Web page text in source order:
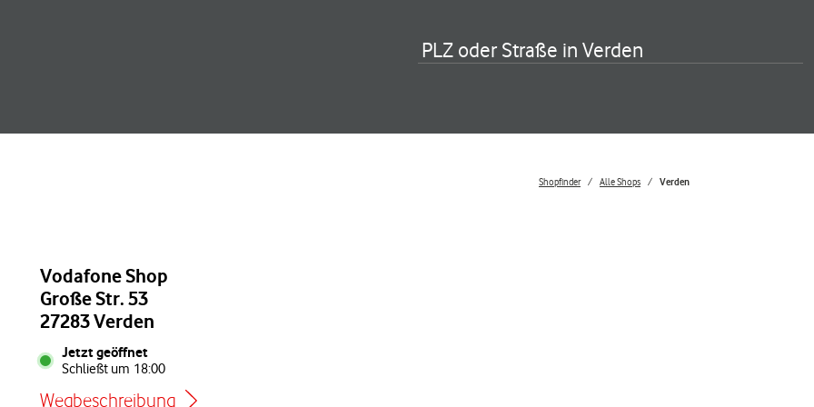
PLZ oder Straße in Verden
Shopfinder Alle Shops Verden
Vodafone Shop
Große Str. 53
27283 Verden
Jetzt geöffnet
Schließt um 18:00
Wegbeschreibung